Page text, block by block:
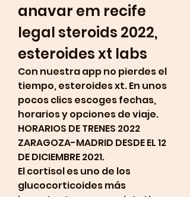
anavar em recife
legal steroids 2022,
esteroides xt labs
Con nuestra app no pierdes el
tiempo, esteroides xt. En unos
pocos clics escoges fechas,
horarios y opciones de viaje.
HORARIOS DE TRENES 2022
ZARAGOZA-MADRID DESDE EL 12
DE DICIEMBRE 2021.
El cortisol es uno de los
glucocorticoides más